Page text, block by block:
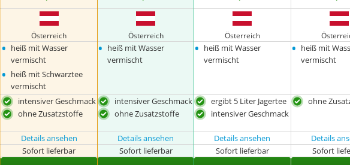
Österreich Österreich Österreich
• heiß mit Wasser
vermischt
• heiß mit Schwarztee
vermischt
• heiß mit Wasser
vermischt
• heiß mit Wasser
vermischt
• heiß mit
vermischt
intensiver Geschmack
ohne Zusatzstoffe
intensiver Geschmack
ohne Zusatzstoffe
ergibt 5 Liter Jagertee
intensiver Geschmack
ohne
Details ansehen Details ansehen Details ansehen Details
Sofort lieferbar Sofort lieferbar Sofort lieferbar Sofort